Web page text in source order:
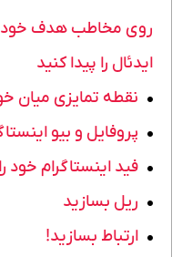
روی مخاطب هدف خود
ایدئال را پیدا کنید
نقطه تمایزی میان
پروفایل و بیو
فید اینستاگرام خود
ریل بسازید
ارتباط بسازید!